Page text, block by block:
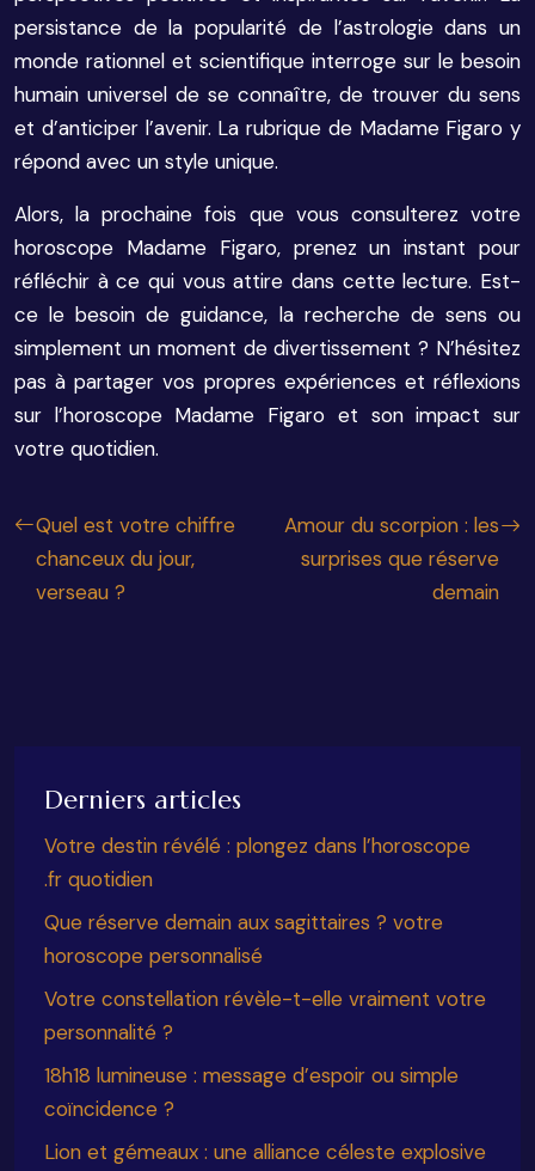
persistance de la popularité de l’astrologie dans un
monde rationnel et scientifique interroge sur le besoin
humain universel de se connaître, de trouver du sens
et d’anticiper l’avenir. La rubrique de Madame Figaro y
répond avec un style unique.
Alors, la prochaine fois que vous consulterez votre
horoscope Madame Figaro, prenez un instant pour
réfléchir à ce qui vous attire dans cette lecture. Est-
ce le besoin de guidance, la recherche de sens ou
simplement un moment de divertissement ? N’hésitez
pas à partager vos propres expériences et réflexions
sur l’horoscope Madame Figaro et son impact sur
votre quotidien.
Quel est votre chiffre
chanceux du jour,
verseau ?
Amour du scorpion : les
surprises que réserve
demain
Derniers articles
Votre destin révélé : plongez dans l’horoscope
.fr quotidien
Que réserve demain aux sagittaires ? votre
horoscope personnalisé
Votre constellation révèle-t-elle vraiment votre
personnalité ?
18h18 lumineuse : message d’espoir ou simple
coïncidence ?
Lion et gémeaux : une alliance céleste explosive